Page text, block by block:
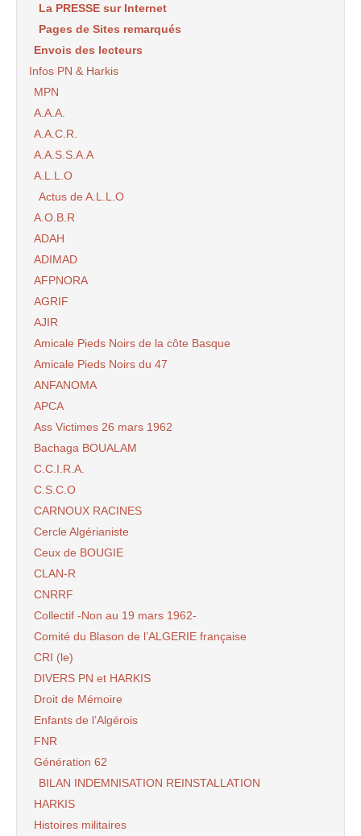
La PRESSE sur Internet
Pages de Sites remarqués
Envois des lecteurs
Infos PN & Harkis
MPN
A.A.A.
A.A.C.R.
A.A.S.S.A.A
A.L.L.O
Actus de A.L.L.O
A.O.B.R
ADAH
ADIMAD
AFPNORA
AGRIF
AJIR
Amicale Pieds Noirs de la côte Basque
Amicale Pieds Noirs du 47
ANFANOMA
APCA
Ass Victimes 26 mars 1962
Bachaga BOUALAM
C.C.I.R.A.
C.S.C.O
CARNOUX RACINES
Cercle Algérianiste
Ceux de BOUGIE
CLAN-R
CNRRF
Collectif -Non au 19 mars 1962-
Comité du Blason de l’ALGERIE française
CRI (le)
DIVERS PN et HARKIS
Droit de Mémoire
Enfants de l’Algérois
FNR
Génération 62
BILAN INDEMNISATION REINSTALLATION
HARKIS
Histoires militaires